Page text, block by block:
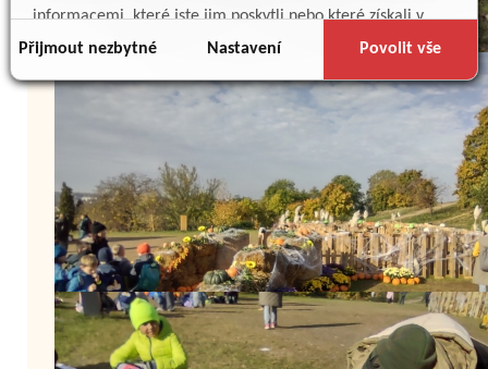
informacemi, které jste jim poskytli nebo které získali v
důsledku toho, že používáte jejich služby.
Přijmout nezbytné Nastavení Povolit vše